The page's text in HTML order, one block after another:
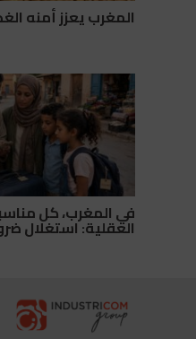
المغرب يعزز أمنه
في المغرب، كل
العقلية: استغلال